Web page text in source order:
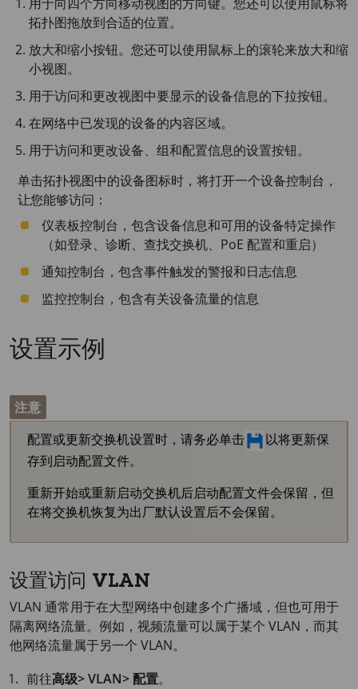
拓扑图拖放到合适的位置。
放大和缩小按钮。您还可以使用鼠标上的滚轮来放大和缩
小视图。
用于访问和更改视图中要显示的设备信息的下拉按钮。
在网络中已发现的设备的内容区域。
用于访问和更改设备、组和配置信息的设置按钮。
单击拓扑视图中的设备图标时，将打开一个设备控制台，
让您能够访问：
仪表板控制台，包含设备信息和可用的设备特定操作
（如登录、诊断、查找交换机、PoE 配置和重启）
通知控制台，包含事件触发的警报和日志信息
监控控制台，包含有关设备流量的信息
设置示例
注意
配置或更新交换机设置时，请务必单击
以将更新保
存到启动配置文件。
重新开始或重新启动交换机后启动配置文件会保留，但
在将交换机恢复为出厂默认设置后不会保留。
设置访问 VLAN
VLAN 通常用于在大型网络中创建多个广播域，但也可用于
隔离网络流量。例如，视频流量可以属于某个 VLAN，而其
他网络流量属于另一个 VLAN。
前往高级> VLAN> 配置。